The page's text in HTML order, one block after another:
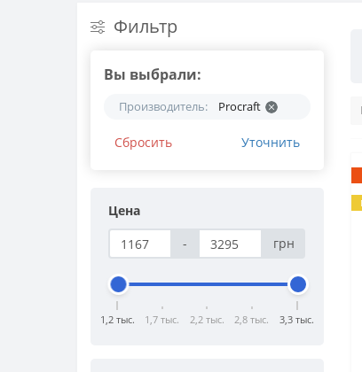
Фильтр
Вы выбрали:
Производитель: Procraft
Сбросить Уточнить
Цена
-
грн
1,2 тыс. 1,7 тыс. 2,2 тыс. 2,8 тыс. 3,3 тыс.